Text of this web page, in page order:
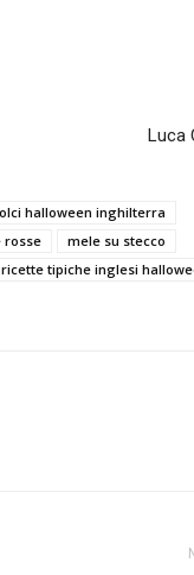
Luca
halloween inghilterra
rosse
mele su stecco
ricette tipiche inglesi